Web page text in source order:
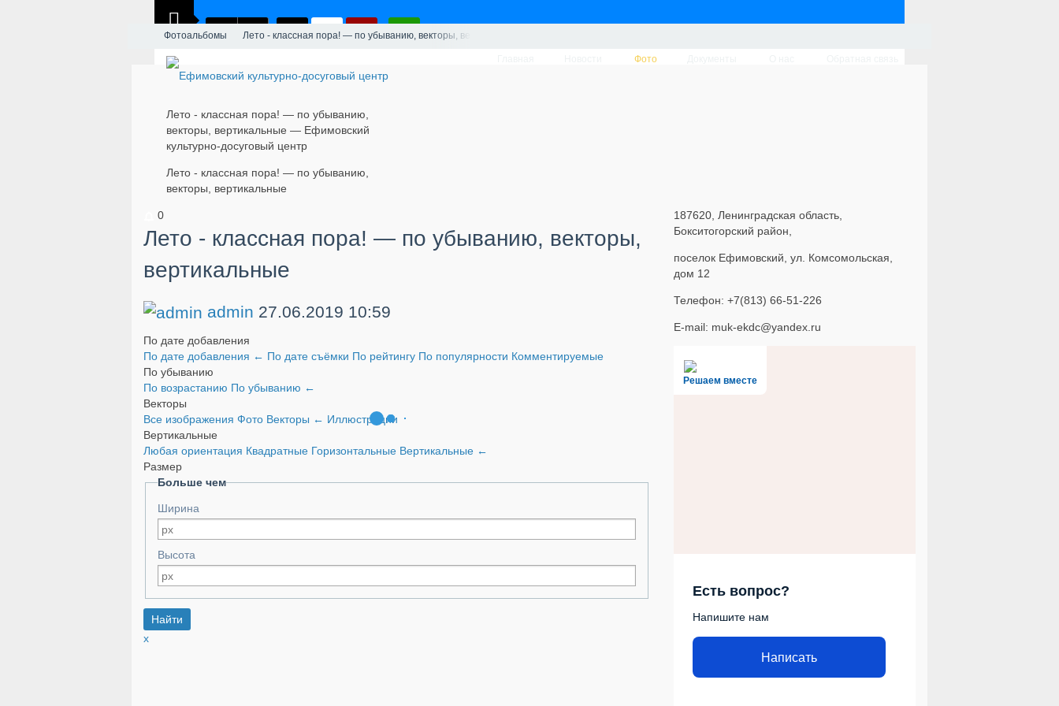
Фото
Лето - классная пора! — по убыванию,
векторы, вертикальные — Ефимовский
культурно-досуговый центр
Лето - классная пора! — по убыванию,
векторы, вертикальные
Фотоальбомы Лето - классная пора! — по убыванию, векторы, вертикальные
0
Лето - классная пора! — по убыванию, векторы,
вертикальные
admin 27.06.2019 10:59
По дате добавления
По дате добавления ← По дате съёмки По рейтингу По популярности Комментируемые
По убыванию
По возрастанию По убыванию ←
Векторы
Все изображения Фото Векторы ← Иллюстрации
Вертикальные
Любая ориентация Квадратные Горизонтальные Вертикальные ←
Размер
Больше чем
Ширина
Высота
x
187620, Ленинградская область,
Бокситогорский район,
поселок Ефимовский, ул. Комсомольская,
дом 12
Телефон: +7(813) 66-51-226
E-mail: muk-ekdc@yandex.ru
Решаем вместе
Есть вопрос?
Напишите нам
Написать